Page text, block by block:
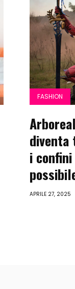
FASHION
diventa
i
APRILE 27, 2025